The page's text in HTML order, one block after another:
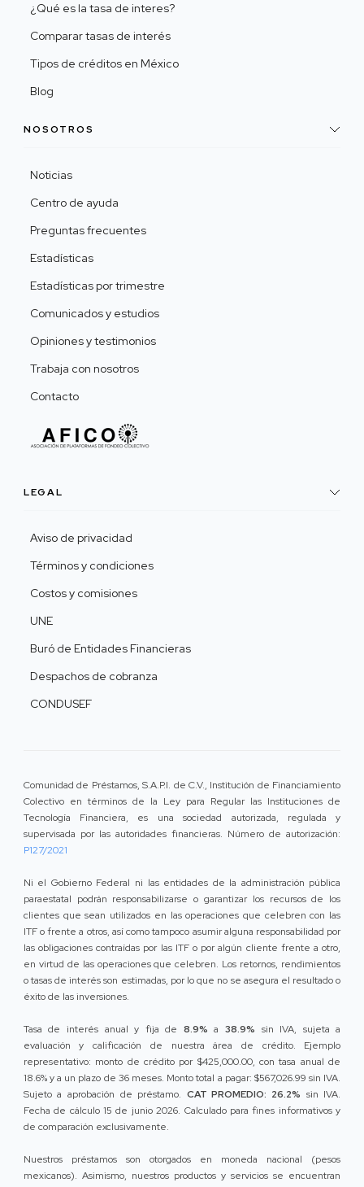
¿Qué es la tasa de interes?
Comparar tasas de interés
Tipos de créditos en México
Blog
NOSOTROS
Noticias
Centro de ayuda
Preguntas frecuentes
Estadísticas
Estadísticas por trimestre
Comunicados y estudios
Opiniones y testimonios
Trabaja con nosotros
Contacto
LEGAL
Aviso de privacidad
Términos y condiciones
Costos y comisiones
UNE
Buró de Entidades Financieras
Despachos de cobranza
CONDUSEF
Comunidad de Préstamos, S.A.P.I. de C.V., Institución de Financiamiento
Colectivo en términos de la Ley para Regular las Instituciones de
Tecnología Financiera, es una sociedad autorizada, regulada y
supervisada por las autoridades financieras. Número de autorización:
P127/2021
Ni el Gobierno Federal ni las entidades de la administración pública
paraestatal podrán responsabilizarse o garantizar los recursos de los
clientes que sean utilizados en las operaciones que celebren con las
ITF o frente a otros, así como tampoco asumir alguna responsabilidad por
las obligaciones contraídas por las ITF o por algún cliente frente a otro,
en virtud de las operaciones que celebren. Los retornos, rendimientos
o tasas de interés son estimadas, por lo que no se asegura el resultado o
éxito de las inversiones.
Tasa de interés anual y fija de 8.9% a 38.9% sin IVA, sujeta a
evaluación y calificación de nuestra área de crédito. Ejemplo
representativo: monto de crédito por $425,000.00, con tasa anual de
18.6% y a un plazo de 36 meses. Monto total a pagar: $567,026.99 sin IVA.
Sujeto a aprobación de préstamo. CAT PROMEDIO: 26.2% sin IVA.
Fecha de cálculo 15 de junio 2026. Calculado para fines informativos y
de comparación exclusivamente.
Nuestros préstamos son otorgados en moneda nacional (pesos
mexicanos). Asimismo, nuestros productos y servicios se encuentran